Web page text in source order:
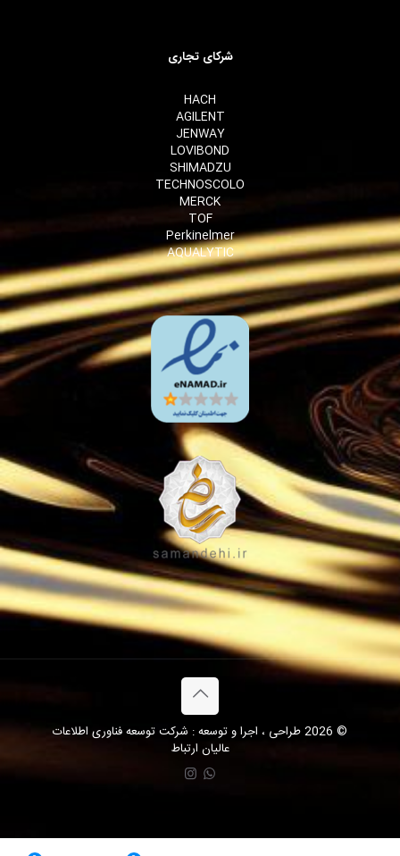
شرکای تجاری
HACH
AGILENT
JENWAY
LOVIBOND
SHIMADZU
TECHNOSCOLO
MERCK
TOF
Perkinelmer
AQUALYTIC
© 2026 طراحی ، اجرا و توسعه : شرکت توسعه فناوری اطلاعات
عالیان ارتباط